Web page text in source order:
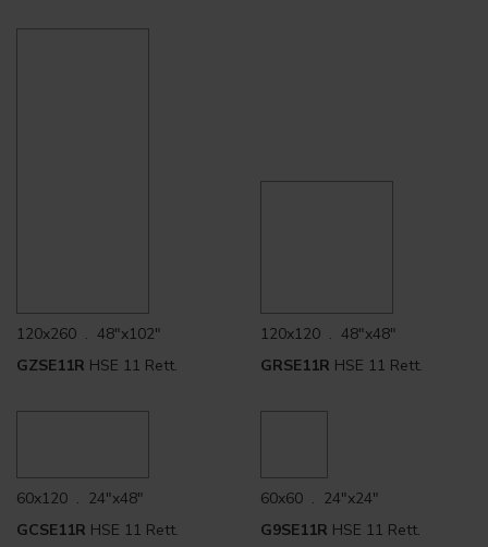
120x260 . 48"x102"
GZSE11R HSE 11 Rett.
120x120 . 48"x48"
GRSE11R HSE 11 Rett.
60x120 . 24"x48"
GCSE11R HSE 11 Rett.
60x60 . 24"x24"
G9SE11R HSE 11 Rett.